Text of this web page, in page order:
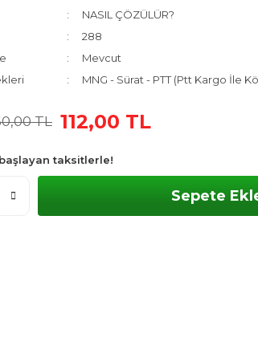
NASIL ÇÖZÜLÜR?
288
Mevcut
MNG - Sürat - PTT (Ptt Kargo İle
TL 112,00 TL
taksitlerle!
Sepete